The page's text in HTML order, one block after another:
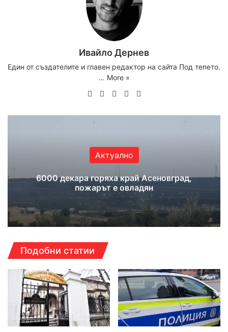
Ивайло Дернев
Един от създателите и главен редактор на сайта Под тепето.
… More »
WebsiteFacebook
X YouTube
Актуално
6000 декара горяха край Асеновград,
пожарът е овладян
Подобни статии